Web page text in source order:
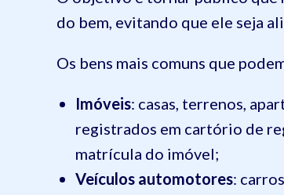
do bem, evitando que ele seja
Os bens mais comuns que
Imóveis: casas, terrenos,
registrados em cartório de
matrícula do imóvel;
Veículos automotores: